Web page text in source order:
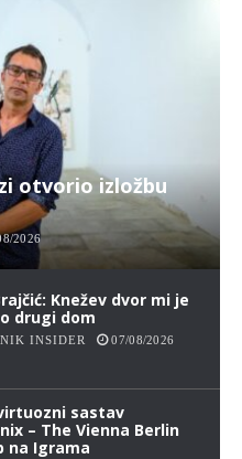
otvorio izložbu
2026
Knežev dvor mi je
drugi dom
INSIDER 07/08/2026
sastav
– The Vienna Berlin
na Igrama